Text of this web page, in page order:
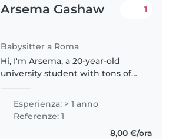
Arsema Gashaw
Babysitter a Roma
1
Hi, I'm Arsema, a 20-year-old
university student with tons of
someone who doesn't just
"watch" your kids, but brings joy,
laughter, and a bit of creativity,..
Esperienza: > 1 anno
Referenze: 1
8,00 €/ora